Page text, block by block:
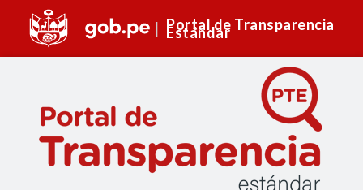
Portal de Transparencia
Estándar